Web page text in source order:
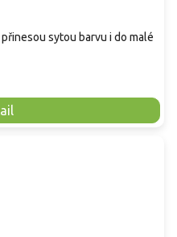
sytou barvu i do malé